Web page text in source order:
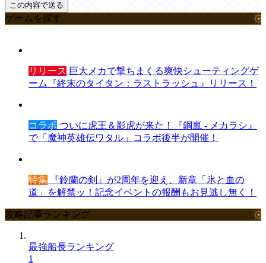
ゲームを探す
リリース 巨大メカで撃ちまくる爽快シューティングゲ
ーム『終末のタイタン：ラストラッシュ』リリース！
コラボ ついに虎王＆影虎が来た！『鋼嵐 - メカラシ』
で「魔神英雄伝ワタル」コラボ後半が開催！
特集 『鈴蘭の剣』が2周年を迎え、新章「氷と血の
道」を解禁ッ！記念イベントの報酬もお見逃し無く！
攻略記事ランキング
最強船長ランキング
1